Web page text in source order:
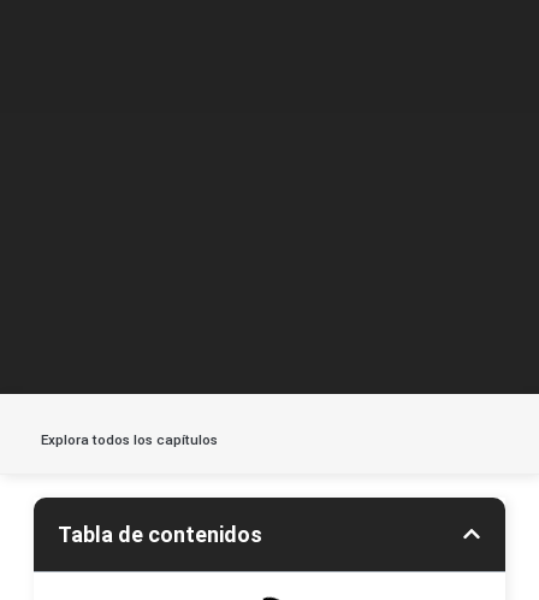
Explora todos los capítulos
Tabla de contenidos